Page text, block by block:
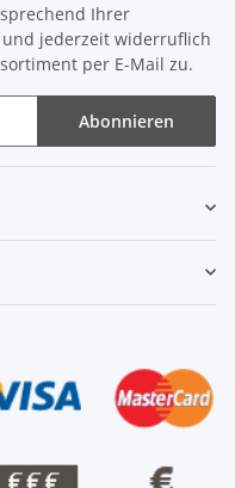
Ihrer
jederzeit widerruflich
per E-Mail zu.
Abonnieren